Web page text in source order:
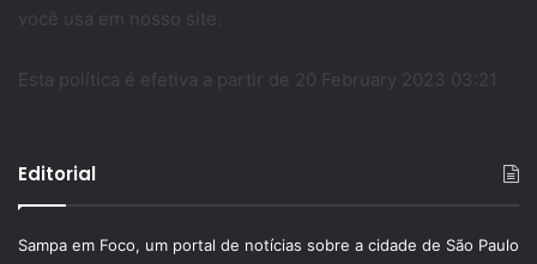
você usa em nosso site.
Esta política é efetiva a partir de 20 February 2023 03:21
Editorial
Sampa em Foco, um portal de notícias sobre a cidade de São Paulo